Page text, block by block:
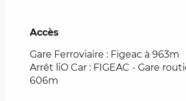
Accès
Accès
Gare Ferroviaire : Figeac à 963m
Arrêt liO Car : FIGEAC - Gare
606m